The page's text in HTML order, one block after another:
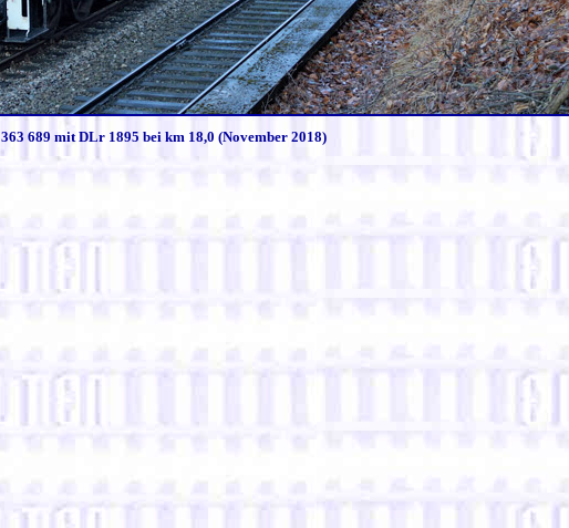
363 689 mit DLr 1895 bei km 18,0 (November 2018)